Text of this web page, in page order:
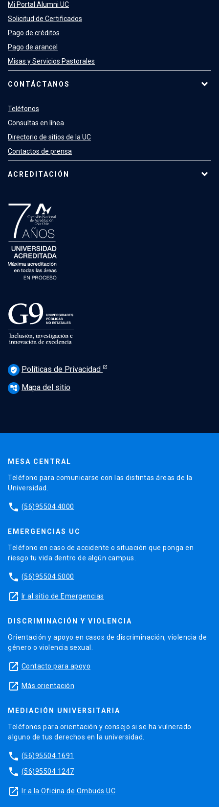
Mi Portal Alumni UC
Solicitud de Certificados
Pago de créditos
Pago de arancel
Misas y Servicios Pastorales
CONTÁCTANOS
Teléfonos
Consultas en línea
Directorio de sitios de la UC
Contactos de prensa
ACREDITACIÓN
verified_user Políticas de Privacidad
account_tree Mapa del sitio
MESA CENTRAL
Teléfono para comunicarse con las distintas áreas de la
Universidad.
phone (56)95504 4000
EMERGENCIAS UC
Teléfono en caso de accidente o situación que ponga en
riesgo tu vida dentro de algún campus.
phone (56)95504 5000
launch Ir al sitio de Emergencias
DISCRIMINACIÓN Y VIOLENCIA
Orientación y apoyo en casos de discriminación, violencia de
género o violencia sexual.
launch Contacto para apoyo
launch Más orientación
MEDIACIÓN UNIVERSITARIA
Teléfonos para orientación y consejo si se ha vulnerado
alguno de tus derechos en la universidad.
phone (56)95504 1691
phone (56)95504 1247
launch Ir a la Oficina de Ombuds UC